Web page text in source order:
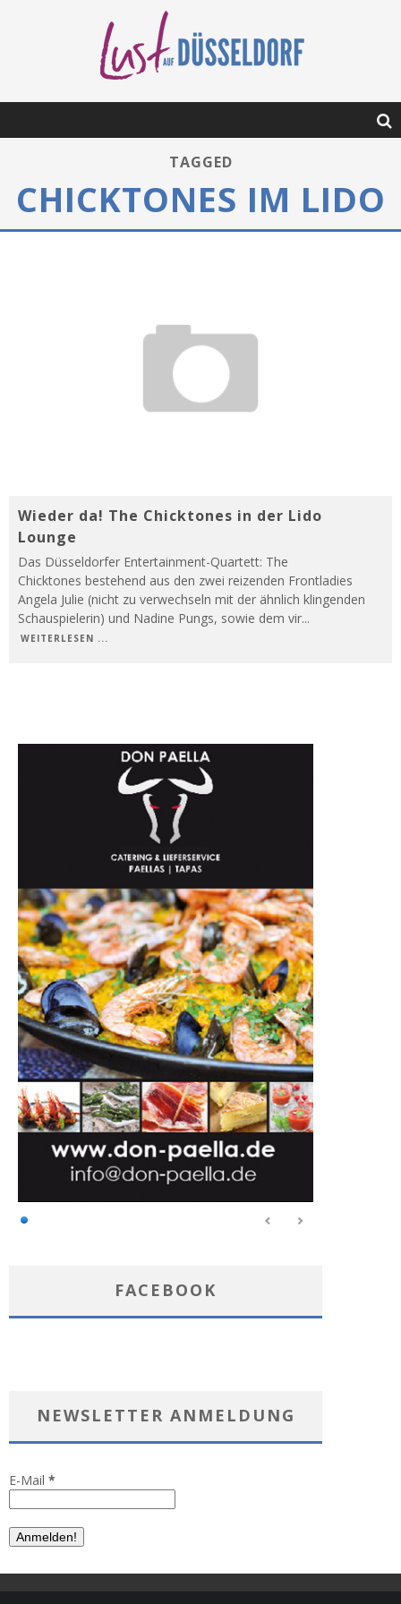
TAGGED
CHICKTONES IM LIDO
Wieder da! The Chicktones in der Lido
Lounge
Das Düsseldorfer Entertainment-Quartett: The
Chicktones bestehend aus den zwei reizenden Frontladies
Angela Julie (nicht zu verwechseln mit der ähnlich klingenden
Schauspielerin) und Nadine Pungs, sowie dem vir...
WEITERLESEN ...
FACEBOOK
NEWSLETTER ANMELDUNG
E-Mail *